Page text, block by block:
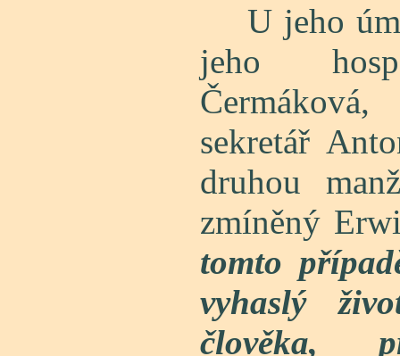
U jeho
jeho
sekretář
druhou
zmíněný
tomto
vyhaslý
člověka,